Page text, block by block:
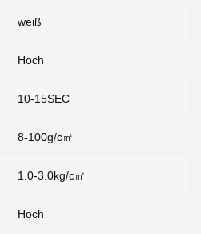
weiß
Hoch
10-15SEC
8-100g/c㎡
1.0-3.0kg/c㎡
Hoch